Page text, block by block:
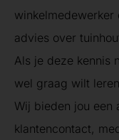
winkelmedewerker
advies over
Als je deze kennis
wel graag wilt
Wij bieden jou een
klantencontact,